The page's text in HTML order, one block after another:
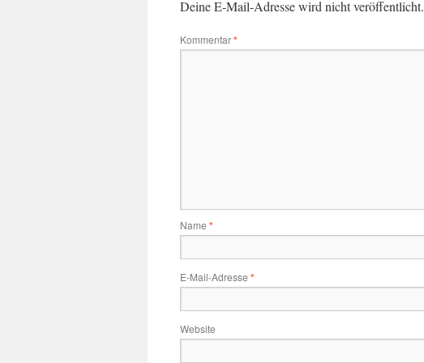
Deine E-Mail-Adresse wird nicht veröffentlicht.
Kommentar*
Name *
E-Mail-Adresse *
Website